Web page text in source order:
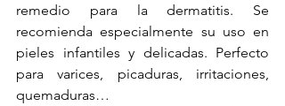
remedio para la dermatitis. Se
recomienda especialmente su uso en
pieles infantiles y delicadas. Perfecto
para varices, picaduras, irritaciones,
quemaduras…